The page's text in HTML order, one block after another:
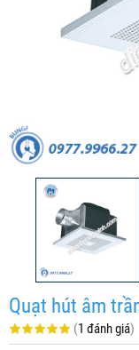
Quạt hút âm
(1 đánh giá)